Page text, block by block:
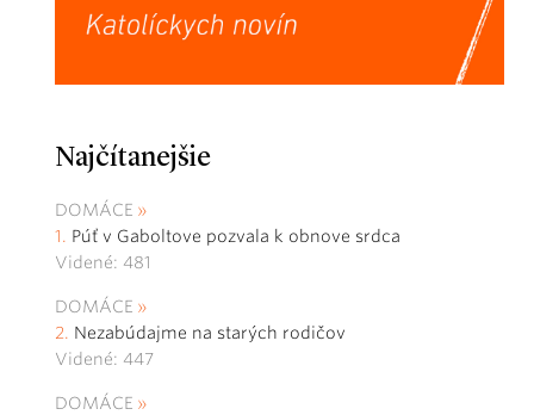
Najčítanejšie
DOMÁCE
Púť v Gaboltove pozvala k obnove srdca
Videné: 481
DOMÁCE
Nezabúdajme na starých rodičov
Videné: 447
DOMÁCE